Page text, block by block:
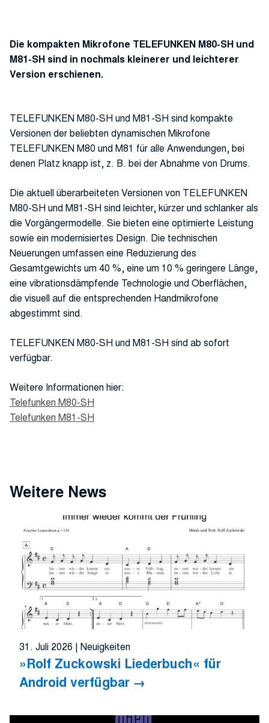
Die kompakten Mikrofone TELEFUNKEN M80-SH und
M81-SH sind in nochmals kleinerer und leichterer
Version erschienen.
TELEFUNKEN M80-SH und M81-SH sind kompakte
Versionen der beliebten dynamischen Mikrofone
TELEFUNKEN M80 und M81 für alle Anwendungen, bei
denen Platz knapp ist, z. B. bei der Abnahme von Drums.
Die aktuell überarbeiteten Versionen von TELEFUNKEN
M80-SH und M81-SH sind leichter, kürzer und schlanker als
die Vorgängermodelle. Sie bieten eine optimierte Leistung
sowie ein modernisiertes Design. Die technischen
Neuerungen umfassen eine Reduzierung des
Gesamtgewichts um 40 %, eine um 10 % geringere Länge,
eine vibrationsdämpfende Technologie und Oberflächen,
die visuell auf die entsprechenden Handmikrofone
abgestimmt sind.
TELEFUNKEN M80-SH und M81-SH sind ab sofort
verfügbar.
Weitere Informationen hier:
Telefunken M80-SH
Telefunken M81-SH
Weitere News
31. Juli 2026 | Neuigkeiten
»Rolf Zuckowski Liederbuch« für
Android verfügbar